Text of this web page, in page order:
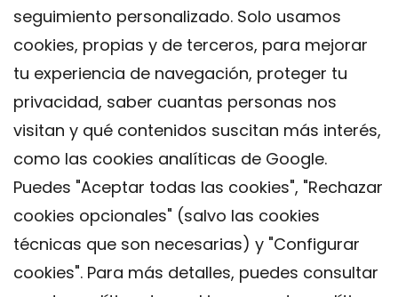
seguimiento personalizado. Solo usamos
cookies, propias y de terceros, para mejorar
tu experiencia de navegación, proteger tu
privacidad, saber cuantas personas nos
visitan y qué contenidos suscitan más interés,
como las cookies analíticas de Google.
Puedes "Aceptar todas las cookies", "Rechazar
cookies opcionales" (salvo las cookies
técnicas que son necesarias) y "Configurar
cookies". Para más detalles, puedes consultar
Contacto